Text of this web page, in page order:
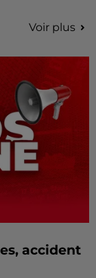
Voir plus
accident